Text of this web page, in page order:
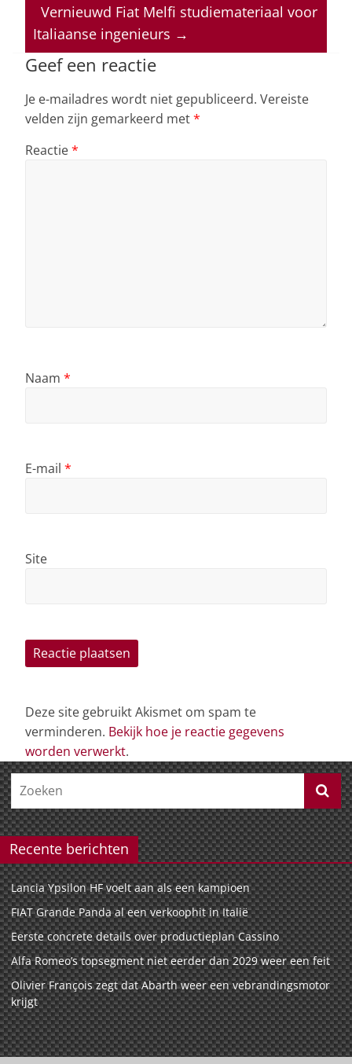
p
p
o
o
k
n s
Vernieuwd Fiat Melfi studiemateriaal voor
Italiaanse ingenieurs →
Geef een reactie
Je e-mailadres wordt niet gepubliceerd. Vereiste
velden zijn gemarkeerd met*
Reactie*
Naam *
E-mail *
Site
Deze site gebruikt Akismet om spam te
verminderen. Bekijk hoe je reactie gegevens
worden verwerkt.
Recente berichten
Lancia Ypsilon HF voelt aan als een kampioen
FIAT Grande Panda al een verkoophit in Italië
Eerste concrete details over productieplan Cassino
Alfa Romeo’s topsegment niet eerder dan 2029 weer een feit
Olivier François zegt dat Abarth weer een vebrandingsmotor
krijgt